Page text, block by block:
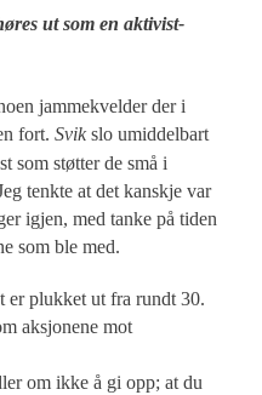
ut som en aktivist-
jammekvelder der i
fort.Svik slo umiddelbart
som støtter de små i
tenkte at det kanskje var
igjen, med tanke på tiden
som ble med.
er plukket ut fra rundt 30.
aksjonene mot
om ikke å gi opp; at du